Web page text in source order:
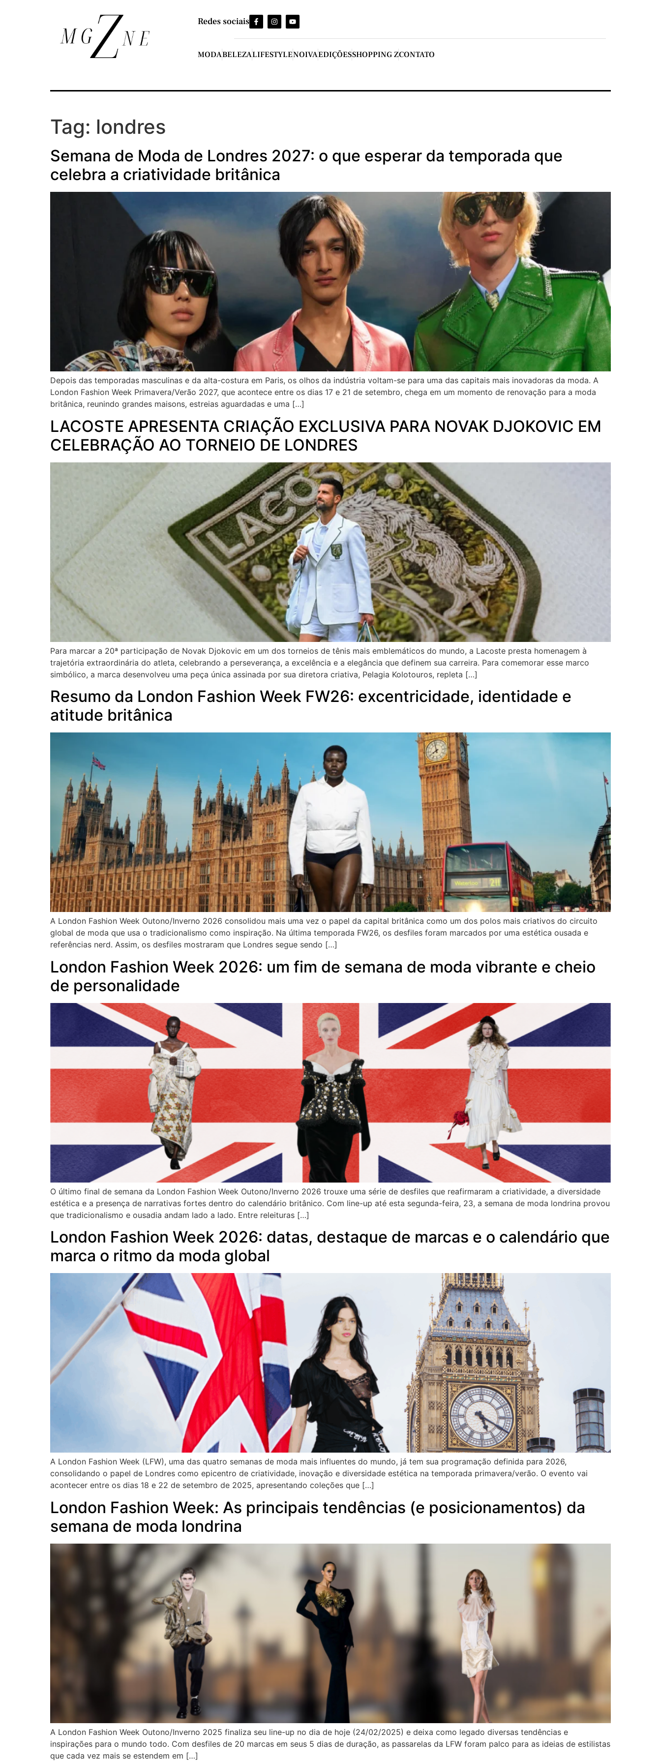
Redes sociais
MODABELEZALIFESTYLENOIVAEDIÇÕESSHOPPING ZCONTATO
Tag: londres
Semana de Moda de Londres 2027: o que esperar da temporada que
celebra a criatividade britânica
Depois das temporadas masculinas e da alta-costura em Paris, os olhos da indústria voltam-se para uma das capitais mais inovadoras da moda. A
London Fashion Week Primavera/Verão 2027, que acontece entre os dias 17 e 21 de setembro, chega em um momento de renovação para a moda
britânica, reunindo grandes maisons, estreias aguardadas e uma […]
LACOSTE APRESENTA CRIAÇÃO EXCLUSIVA PARA NOVAK DJOKOVIC EM
CELEBRAÇÃO AO TORNEIO DE LONDRES
Para marcar a 20ª participação de Novak Djokovic em um dos torneios de tênis mais emblemáticos do mundo, a Lacoste presta homenagem à
trajetória extraordinária do atleta, celebrando a perseverança, a excelência e a elegância que definem sua carreira. Para comemorar esse marco
simbólico, a marca desenvolveu uma peça única assinada por sua diretora criativa, Pelagia Kolotouros, repleta […]
Resumo da London Fashion Week FW26: excentricidade, identidade e
atitude britânica
A London Fashion Week Outono/Inverno 2026 consolidou mais uma vez o papel da capital britânica como um dos polos mais criativos do circuito
global de moda que usa o tradicionalismo como inspiração. Na última temporada FW26, os desfiles foram marcados por uma estética ousada e
referências nerd. Assim, os desfiles mostraram que Londres segue sendo […]
London Fashion Week 2026: um fim de semana de moda vibrante e cheio
de personalidade
O último final de semana da London Fashion Week Outono/Inverno 2026 trouxe uma série de desfiles que reafirmaram a criatividade, a diversidade
estética e a presença de narrativas fortes dentro do calendário britânico. Com line-up até esta segunda-feira, 23, a semana de moda londrina provou
que tradicionalismo e ousadia andam lado a lado. Entre releituras […]
London Fashion Week 2026: datas, destaque de marcas e o calendário que
marca o ritmo da moda global
A London Fashion Week (LFW), uma das quatro semanas de moda mais influentes do mundo, já tem sua programação definida para 2026,
consolidando o papel de Londres como epicentro de criatividade, inovação e diversidade estética na temporada primavera/verão. O evento vai
acontecer entre os dias 18 e 22 de setembro de 2025, apresentando coleções que […]
London Fashion Week: As principais tendências (e posicionamentos) da
semana de moda londrina
A London Fashion Week Outono/Inverno 2025 finaliza seu line-up no dia de hoje (24/02/2025) e deixa como legado diversas tendências e
inspirações para o mundo todo. Com desfiles de 20 marcas em seus 5 dias de duração, as passarelas da LFW foram palco para as ideias de estilistas
que cada vez mais se estendem em […]